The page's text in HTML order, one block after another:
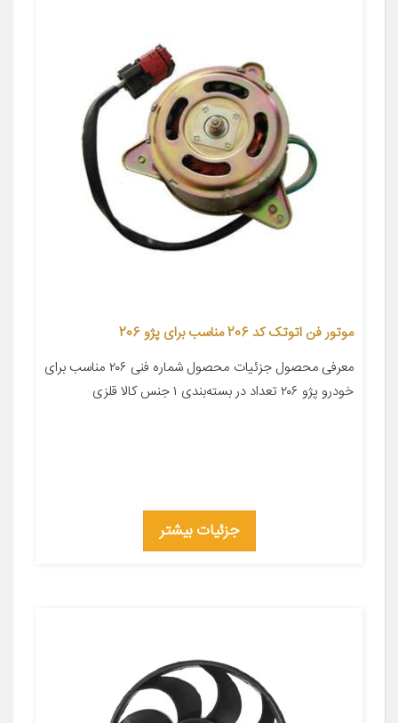
موتور فن اتوتک کد 206 مناسب برای پژو 206
معرفی محصول جزئیات محصول شماره فنی ۲۰۶ مناسب برای
خودرو پژو ۲۰۶ تعداد در بسته‌بندی ۱ جنس کالا قلزی
جزئیات بیشتر